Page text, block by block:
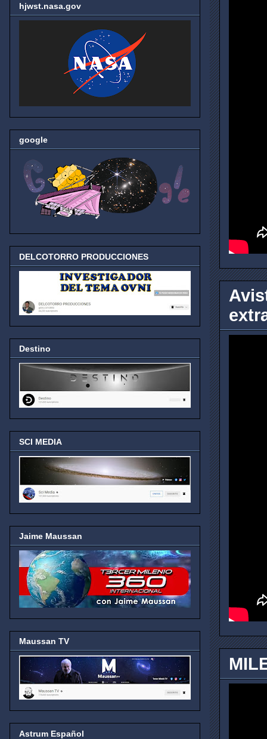
hjwst.nasa.gov
google
DELCOTORRO PRODUCCIONES
Destino
SCI MEDIA
Jaime Maussan
Maussan TV
Astrum Español